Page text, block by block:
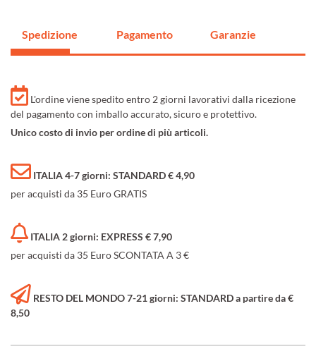
Spedizione Pagamento Garanzie
L'ordine viene spedito entro 2 giorni lavorativi dalla ricezione
del pagamento con imballo accurato, sicuro e protettivo.
Unico costo di invio per ordine di più articoli.
ITALIA 4-7 giorni: STANDARD € 4,90
per acquisti da 35 Euro GRATIS
ITALIA 2 giorni: EXPRESS € 7,90
per acquisti da 35 Euro SCONTATA A 3 €
RESTO DEL MONDO 7-21 giorni: STANDARD a partire da €
8,50